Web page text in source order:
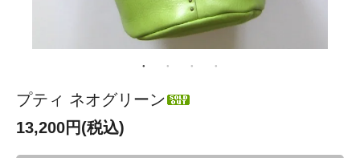
プティ ネオグリーン
13,200円(税込)